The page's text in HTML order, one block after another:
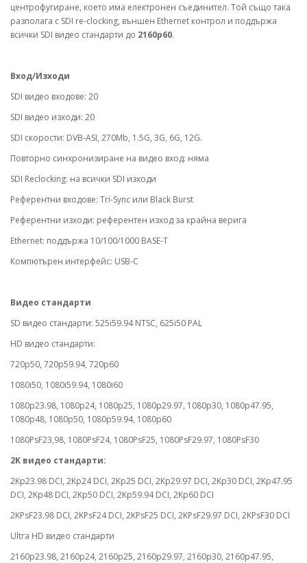
центрофугиране, което има електронен съединител. Той също така
разполага с SDI re-clocking, външен Ethernet контрол и поддържа
всички SDI видео стандарти до 2160p60.
Вход/Изходи
SDI видео входове: 20
SDI видео изходи: 20
SDI скорости: DVB-ASI, 270Mb, 1.5G, 3G, 6G, 12G.
Повторно синхронизиране на видео вход: няма
SDI Reclocking: на всички SDI изходи
Референтни входове: Tri-Sync или Black Burst
Референтни изходи: референтен изход за крайна верига
Ethernet: поддържа 10/100/1000 BASE‑T
Компютърен интерфейс: USB‑C
Видео стандарти
SD видео стандарти: 525i59.94 NTSC, 625i50 PAL
HD видео стандарти:
720p50, 720p59.94, 720p60
1080i50, 1080i59.94, 1080i60
1080p23.98, 1080p24, 1080p25, 1080p29.97, 1080p30, 1080p47.95,
1080p48, 1080p50, 1080p59.94, 1080p60
1080PsF23,98, 1080PsF24, 1080PsF25, 1080PsF29.97, 1080PsF30
2K видео стандарти:
2Kp23.98 DCI, 2Kp24 DCI, 2Kp25 DCI, 2Kp29.97 DCI, 2Kp30 DCI, 2Kp47.95
DCI, 2Kp48 DCI, 2Kp50 DCI, 2Kp59.94 DCI, 2Kp60 DCI
2KPsF23.98 DCI, 2KPsF24 DCI, 2KPsF25 DCI, 2KPsF29.97 DCI, 2KPsF30 DCI
Ultra HD видео стандарти
2160p23.98, 2160p24, 2160p25, 2160p29.97, 2160p30, 2160p47.95,